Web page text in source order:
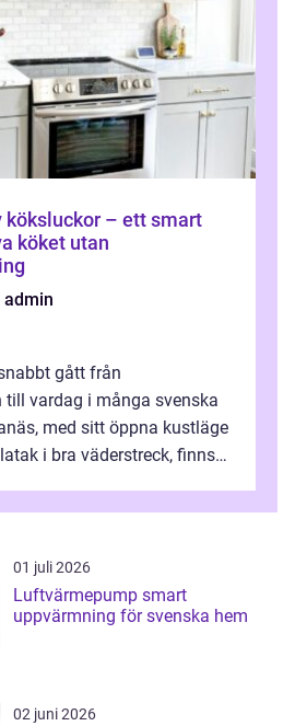
köksluckor – ett smart
köket utan
admin
gått från
vardag i många svenska
med sitt öppna kustläge
i bra väderstreck, finns
01 juli 2026
Luftvärmepump smart
uppvärmning för svenska hem
02 juni 2026